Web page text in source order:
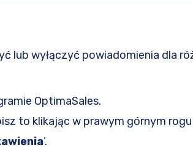
lub wyłączyć powiadomienia dla
OptimaSales.
to klikając w prawym górnym rogu
’.